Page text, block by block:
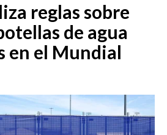
EMISIÓN 7:00 PM
reglas sobre
de agua
en el Mundial